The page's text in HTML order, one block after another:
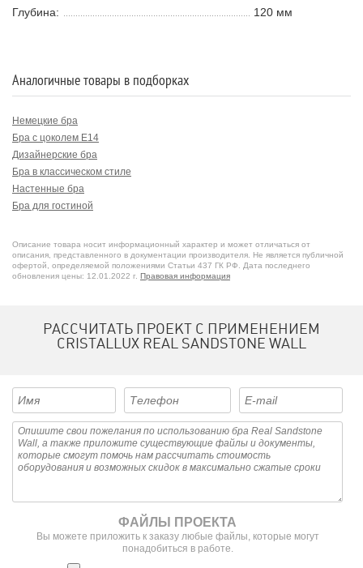
Глубина:
120 мм
Аналогичные товары в подборках
Немецкие бра
Бра с цоколем E14
Дизайнерские бра
Бра в классическом стиле
Настенные бра
Бра для гостиной
Описание товара носит информационный характер и может отличаться от
описания, представленного в документации производителя. Не является публичной
офертой, определяемой положениями Статьи 437 ГК РФ. Дата последнего
обновления цены: 12.01.2022 г. Правовая информация
РАССЧИТАТЬ ПРОЕКТ С ПРИМЕНЕНИЕМ
CRISTALLUX REAL SANDSTONE WALL
ФАЙЛЫ ПРОЕКТА
Вы можете приложить к заказу любые файлы, которые могут
понадобиться в работе.